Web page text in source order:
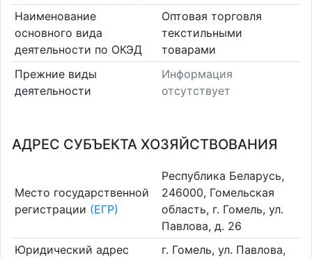
Наименование
основного вида
деятельности по ОКЭД
Оптовая торговля
текстильными
товарами
Прежние виды
деятельности
Информация
отсутствует
АДРЕС СУБЪЕКТА ХОЗЯЙСТВОВАНИЯ
Место государственной
регистрации (ЕГР)
Республика Беларусь,
246000, Гомельская
область, г. Гомель, ул.
Павлова, д. 26
Юридический адрес
г. Гомель, ул. Павлова,